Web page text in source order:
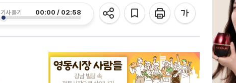
기사 듣기 00:00 / 02:58